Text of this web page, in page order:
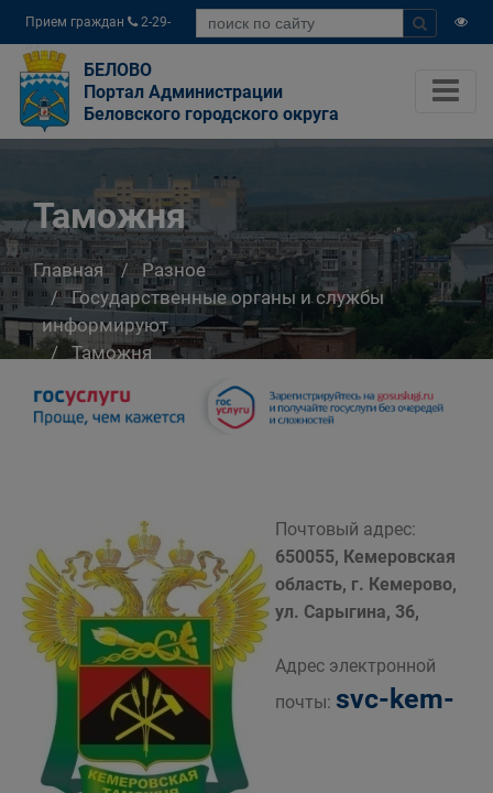
Прием граждан
2-29-
04
БЕЛОВО
Портал Администрации
Беловского городского округа
Таможня
Главная
Разное
Государственные органы и службы
информируют
Таможня
Почтовый адрес:
650055, Кемеровская
область, г. Кемерово,
ул. Сарыгина, 36,
Адрес электронной
почты: svc-kem-